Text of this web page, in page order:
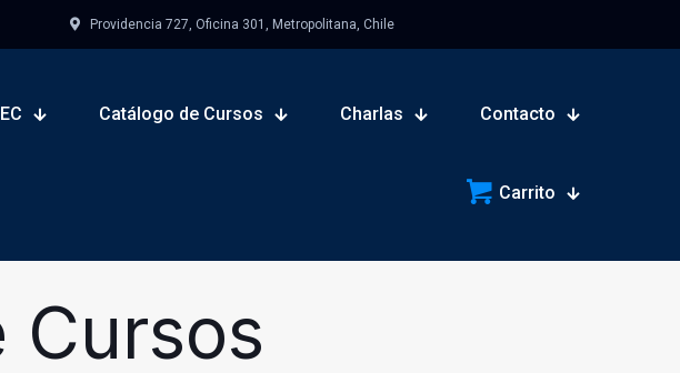
Providencia 727, Oficina 301, Metropolitana, Chile
Catálogo de Cursos Charlas Contacto
Carrito
Cursos